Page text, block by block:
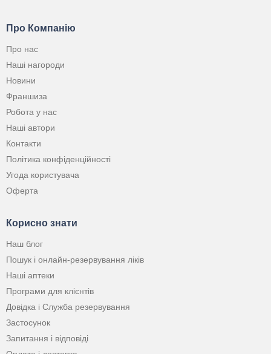
Про Компанію
Про нас
Наші нагороди
Новини
Франшиза
Робота у нас
Наші автори
Контакти
Політика конфіденційності
Угода користувача
Оферта
Корисно знати
Наш блог
Пошук і онлайн-резервування ліків
Наші аптеки
Програми для клієнтів
Довідка і Служба резервування
Застосунок
Запитання і відповіді